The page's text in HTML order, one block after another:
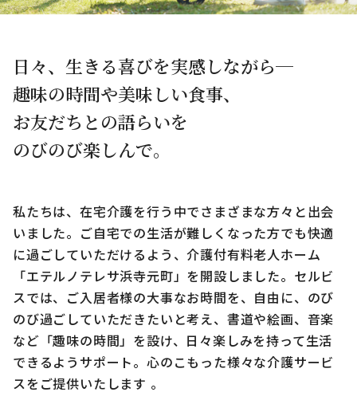
日々、生きる喜びを実感しながら─
趣味の時間や美味しい食事、
お友だちとの語らいを
のびのび楽しんで。
私たちは、在宅介護を行う中でさまざまな方々と出会
いました。ご自宅での生活が難しくなった方でも快適
に過ごしていただけるよう、介護付有料老人ホーム
「エテルノテレサ浜寺元町」を開設しました。セルビ
スでは、ご入居者様の大事なお時間を、自由に、のび
のび過ごしていただきたいと考え、書道や絵画、音楽
など「趣味の時間」を設け、日々楽しみを持って生活
できるようサポート。心のこもった様々な介護サービ
スをご提供いたします 。